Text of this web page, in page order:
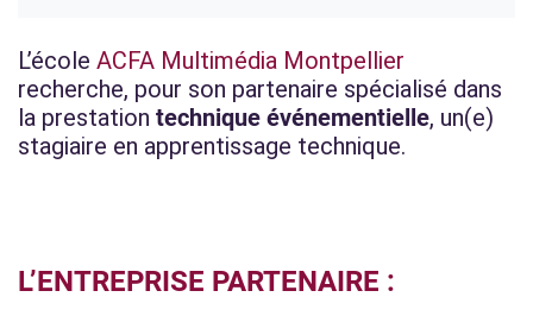
L’école ACFA Multimédia Montpellier
recherche, pour son partenaire spécialisé dans
la prestation technique événementielle, un(e)
stagiaire en apprentissage technique.
L’ENTREPRISE PARTENAIRE :